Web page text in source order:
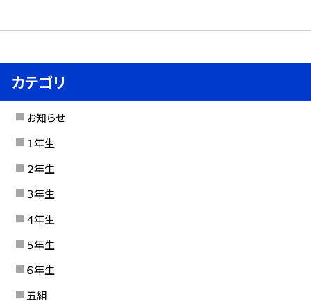
カテゴリ
お知らせ
１年生
２年生
３年生
４年生
５年生
６年生
五組